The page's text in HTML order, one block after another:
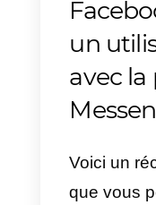
chat,
de
pour